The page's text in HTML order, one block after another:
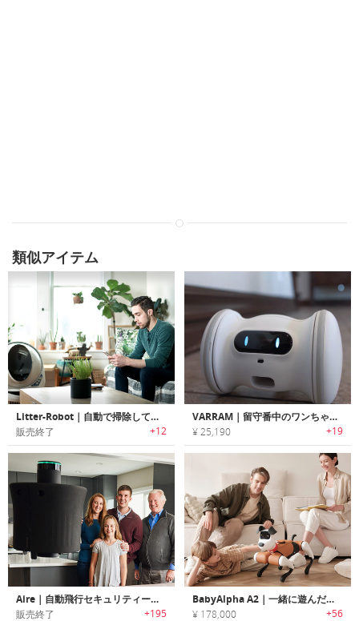
類似アイテム
Litter-Robot｜自動で掃除してくれる猫用トイレロボット「リターロボット」
販売終了 +12
VARRAM｜留守番中のワンちゃんを運動させられるペット用スマートロボット「ヴァラム」
¥ 25,190 +19
Aire｜自動飛行セキュリティードローン「エアー」
販売終了 +195
BabyAlpha A2｜一緒に遊んだりご自宅を守ってくれるスマートペットロボット
¥ 178,000 +56